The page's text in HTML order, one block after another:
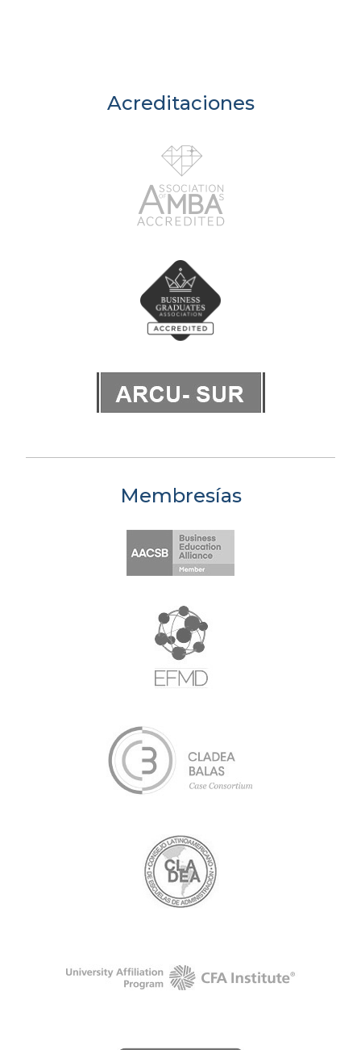
Acreditaciones
Membresías